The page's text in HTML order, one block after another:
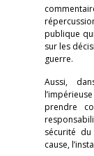
publique
sur les
guerre.
Aussi,
prendre
sécurité
cause,